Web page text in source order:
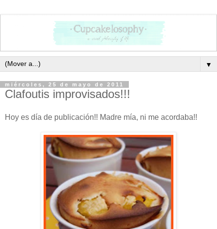
▼
miércoles, 25 de mayo de 2011
Clafoutis improvisados!!!
Hoy es día de publicación!! Madre mía, ni me acordaba!!